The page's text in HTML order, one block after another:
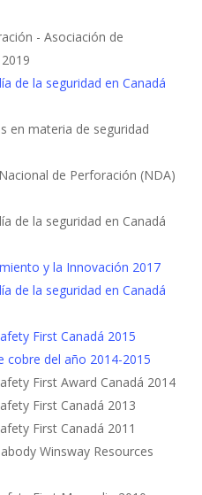
- Asociación de
de la seguridad en Canadá
en materia de seguridad
de Perforación (NDA)
de la seguridad en Canadá
y la Innovación 2017
de la seguridad en Canadá
First Canadá 2015
cobre del año 2014-2015
First Award Canadá 2014
First Canadá 2013
First Canadá 2011
Winsway Resources